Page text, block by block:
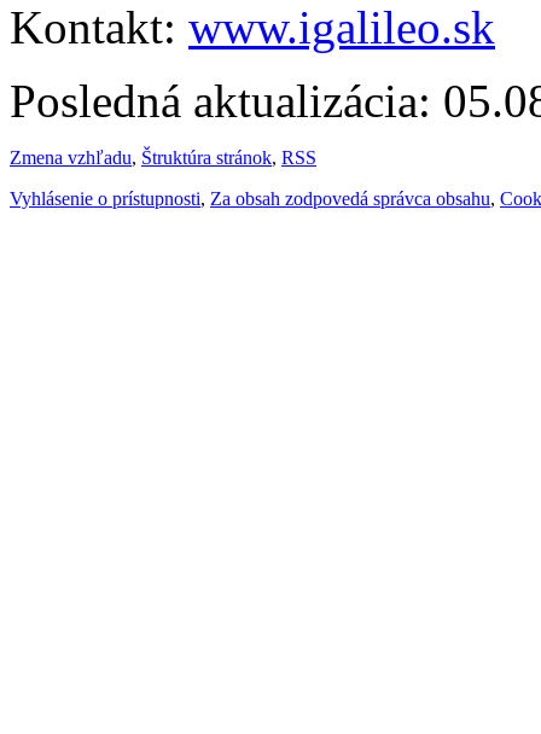
Kontakt: www.igalileo.sk
Posledná aktualizácia:
Zmena vzhľadu, Štruktúra stránok, RSS
Vyhlásenie o prístupnosti, Za obsah zodpovedá správca obsahu,